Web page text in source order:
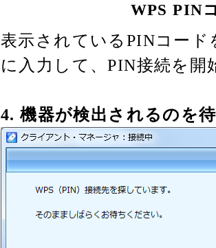
WPS PIN
表示されているPINコー
に入力して、PIN接続を開
4. 機器が検出されるのを